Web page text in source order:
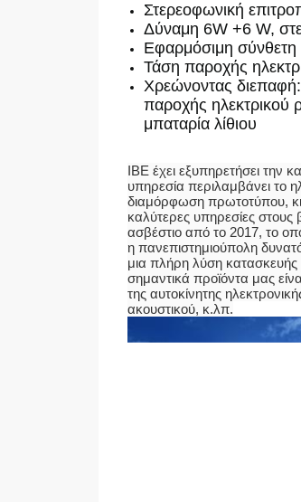
Στερεοφωνική
Δύναμη 6W +6 W,
Εφαρμόσιμη
Τάση παροχής
Χρεώνοντας διεπαφή:
παροχής ηλεκτρικού
μπαταρία λίθιου
IBE έχει εξυπηρετήσει την
υπηρεσία περιλαμβάνει το
διαμόρφωση πρωτοτύπου,
καλύτερες υπηρεσίες
ασβέστιο από το 2017, το
η πανεπιστημιούπολη
μια πλήρη λύση κατασκευής
σημαντικά προϊόντα μας
της αυτοκίνητης
ακουστικού, κ.λπ.